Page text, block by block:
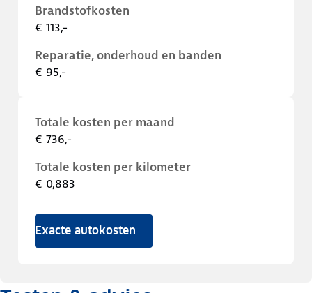
Brandstofkosten
€ 113,-
Reparatie, onderhoud en banden
€ 95,-
Totale kosten per maand
€ 736,-
Totale kosten per kilometer
€ 0,883
Exacte autokosten